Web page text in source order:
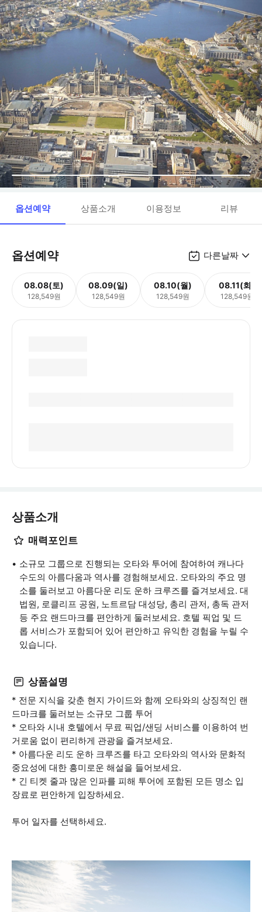
옵션예약 상품소개 이용정보 리뷰
옵션예약 다른날짜
08.08(토)
128,549원
08.09(일)
128,549원
08.10(월)
128,549원
08.11(화)
128,549원
상품소개
매력포인트
소규모 그룹으로 진행되는 오타와 투어에 참여하여 캐나다
수도의 아름다움과 역사를 경험해보세요. 오타와의 주요 명
소를 둘러보고 아름다운 리도 운하 크루즈를 즐겨보세요. 대
법원, 로클리프 공원, 노트르담 대성당, 총리 관저, 총독 관저
등 주요 랜드마크를 편안하게 둘러보세요. 호텔 픽업 및 드
롭 서비스가 포함되어 있어 편안하고 유익한 경험을 누릴 수
있습니다.
상품설명
* 전문 지식을 갖춘 현지 가이드와 함께 오타와의 상징적인 랜
드마크를 둘러보는 소규모 그룹 투어
* 오타와 시내 호텔에서 무료 픽업/샌딩 서비스를 이용하여 번
거로움 없이 편리하게 관광을 즐겨보세요.
* 아름다운 리도 운하 크루즈를 타고 오타와의 역사와 문화적
중요성에 대한 흥미로운 해설을 들어보세요.
* 긴 티켓 줄과 많은 인파를 피해 투어에 포함된 모든 명소 입
장료로 편안하게 입장하세요.
투어 일자를 선택하세요.